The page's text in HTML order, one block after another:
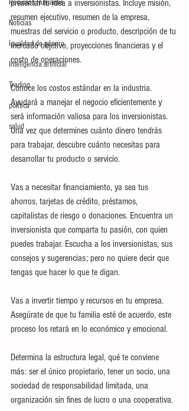
Recursos Humanos
Noticias
Igualdad de género
Inteligencia artificial
Trading
política
salud
presentar tu idea a inversionistas. Incluye misión,
resumen ejecutivo, resumen de la empresa,
muestras del servicio o producto, descripción de tu
mercado objetivo, proyecciones financieras y el
costo de operaciones.
Conoce los costos estándar en la industria.
Ayudará a manejar el negocio eficientemente y
será información valiosa para los inversionistas.
Una vez que determines cuánto dinero tendrás
para trabajar, descubre cuánto necesitas para
desarrollar tu producto o servicio.
Vas a necesitar financiamiento, ya sea tus
ahorros, tarjetas de crédito, préstamos,
capitalistas de riesgo o donaciones. Encuentra un
inversionista que comparta tu pasión, con quien
puedes trabajar. Escucha a los inversionistas, sus
consejos y sugerencias; pero no quiere decir que
tengas que hacer lo que te digan.
Vas a invertir tiempo y recursos en tu empresa.
Asegúrate de que tu familia esté de acuerdo, este
proceso los retará en lo económico y emocional.
Determina la estructura legal, qué te conviene
más: ser el único propietario, tener un socio, una
sociedad de responsabilidad limitada, una
organización sin fines de lucro o una cooperativa.